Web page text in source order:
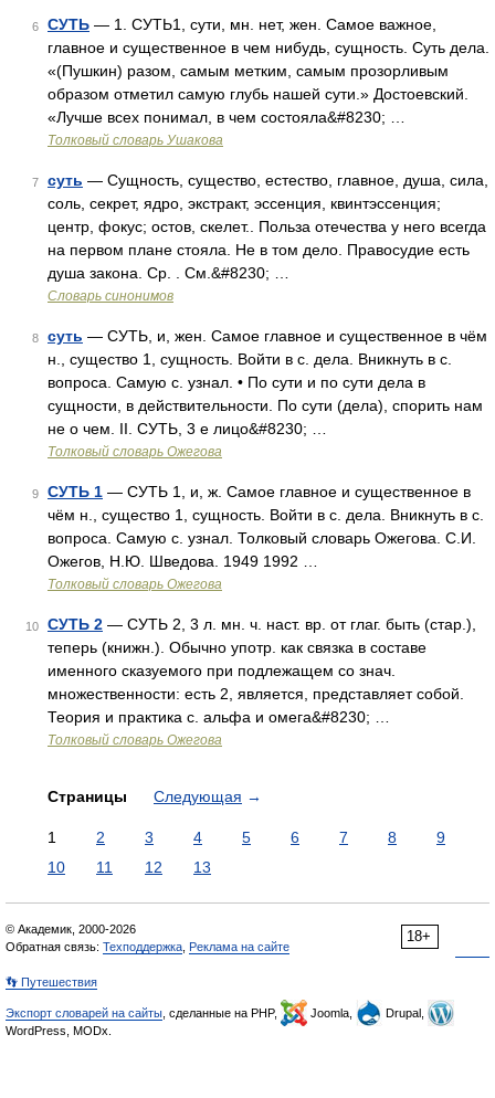
6 СУТЬ — 1. СУТЬ1, сути, мн. нет, жен. Самое важное,
главное и существенное в чем нибудь, сущность. Суть дела.
«(Пушкин) разом, самым метким, самым прозорливым
образом отметил самую глубь нашей сути.» Достоевский.
«Лучше всех понимал, в чем состояла&#8230; …
Толковый словарь Ушакова
7 суть — Сущность, существо, естество, главное, душа, сила,
соль, секрет, ядро, экстракт, эссенция, квинтэссенция;
центр, фокус; остов, скелет.. Польза отечества у него всегда
на первом плане стояла. Не в том дело. Правосудие есть
душа закона. Ср. . См.&#8230; …
Словарь синонимов
8 суть — СУТЬ, и, жен. Самое главное и существенное в чём
н., существо 1, сущность. Войти в с. дела. Вникнуть в с.
вопроса. Самую с. узнал. • По сути и по сути дела в
сущности, в действительности. По сути (дела), спорить нам
не о чем. II. СУТЬ, 3 е лицо&#8230; …
Толковый словарь Ожегова
9 СУТЬ 1 — СУТЬ 1, и, ж. Самое главное и существенное в
чём н., существо 1, сущность. Войти в с. дела. Вникнуть в с.
вопроса. Самую с. узнал. Толковый словарь Ожегова. С.И.
Ожегов, Н.Ю. Шведова. 1949 1992 …
Толковый словарь Ожегова
10 СУТЬ 2 — СУТЬ 2, 3 л. мн. ч. наст. вр. от глаг. быть (стар.),
теперь (книжн.). Обычно употр. как связка в составе
именного сказуемого при подлежащем со знач.
множественности: есть 2, является, представляет собой.
Теория и практика с. альфа и омега&#8230; …
Толковый словарь Ожегова
Страницы Следующая →
1 2 3 4 5 6 7 8
9
10
11 12 13
18+
© Академик, 2000-2026
Обратная связь: Техподдержка Реклама на сайте
👣 Путешествия
Экспорт словарей на сайты , сделанные на PHP, Joomla,
Drupal,
WordPress, MODx.